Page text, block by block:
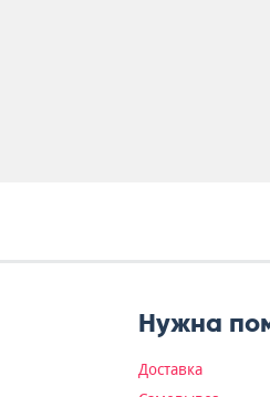
Нужна
Доставка